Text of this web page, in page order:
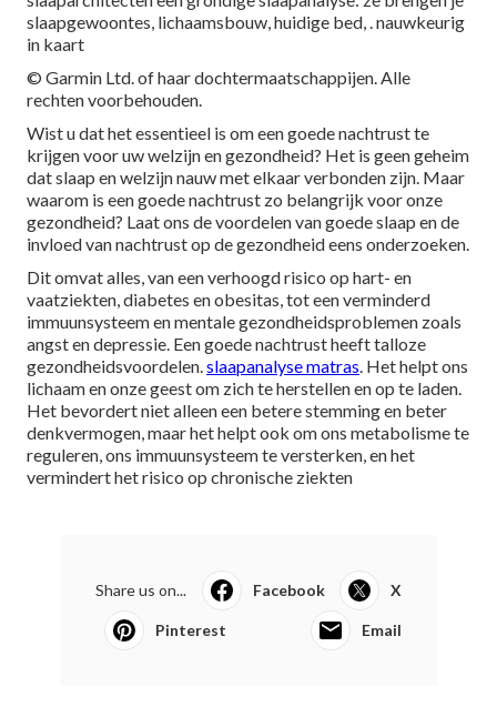
slaapgewoontes, lichaamsbouw, huidige bed, . nauwkeurig
in kaart
© Garmin Ltd. of haar dochtermaatschappijen. Alle
rechten voorbehouden.
Wist u dat het essentieel is om een goede nachtrust te
krijgen voor uw welzijn en gezondheid? Het is geen geheim
dat slaap en welzijn nauw met elkaar verbonden zijn. Maar
waarom is een goede nachtrust zo belangrijk voor onze
gezondheid? Laat ons de voordelen van goede slaap en de
invloed van nachtrust op de gezondheid eens onderzoeken.
Dit omvat alles, van een verhoogd risico op hart- en
vaatziekten, diabetes en obesitas, tot een verminderd
immuunsysteem en mentale gezondheidsproblemen zoals
angst en depressie. Een goede nachtrust heeft talloze
gezondheidsvoordelen.slaapanalyse matras. Het helpt ons
lichaam en onze geest om zich te herstellen en op te laden.
Het bevordert niet alleen een betere stemming en beter
denkvermogen, maar het helpt ook om ons metabolisme te
reguleren, ons immuunsysteem te versterken, en het
vermindert het risico op chronische ziekten
Share us on... Facebook X
Pinterest Email